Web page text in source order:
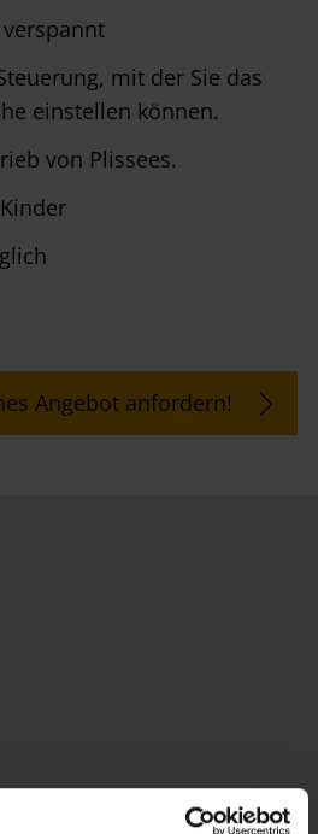
mit der Sie das
einstellen können.
von Plissees.
Angebot anfordern!